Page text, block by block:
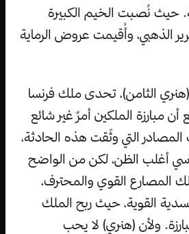
حيث نُصبت الخيم الكبيرة
الذهبي، وأُقيمت عروض الرماية
الثامن)، تحدى ملك فرنسا
أن مبارزة الملكين أمرٌ غير شائع
التي وثّقت هذه الحادثة،
أغلب الظن، لكن من الواضح
المصارع القوي والمحترف،
القوية، حيث ربح الملك
ولأن (هنري) لا يحب